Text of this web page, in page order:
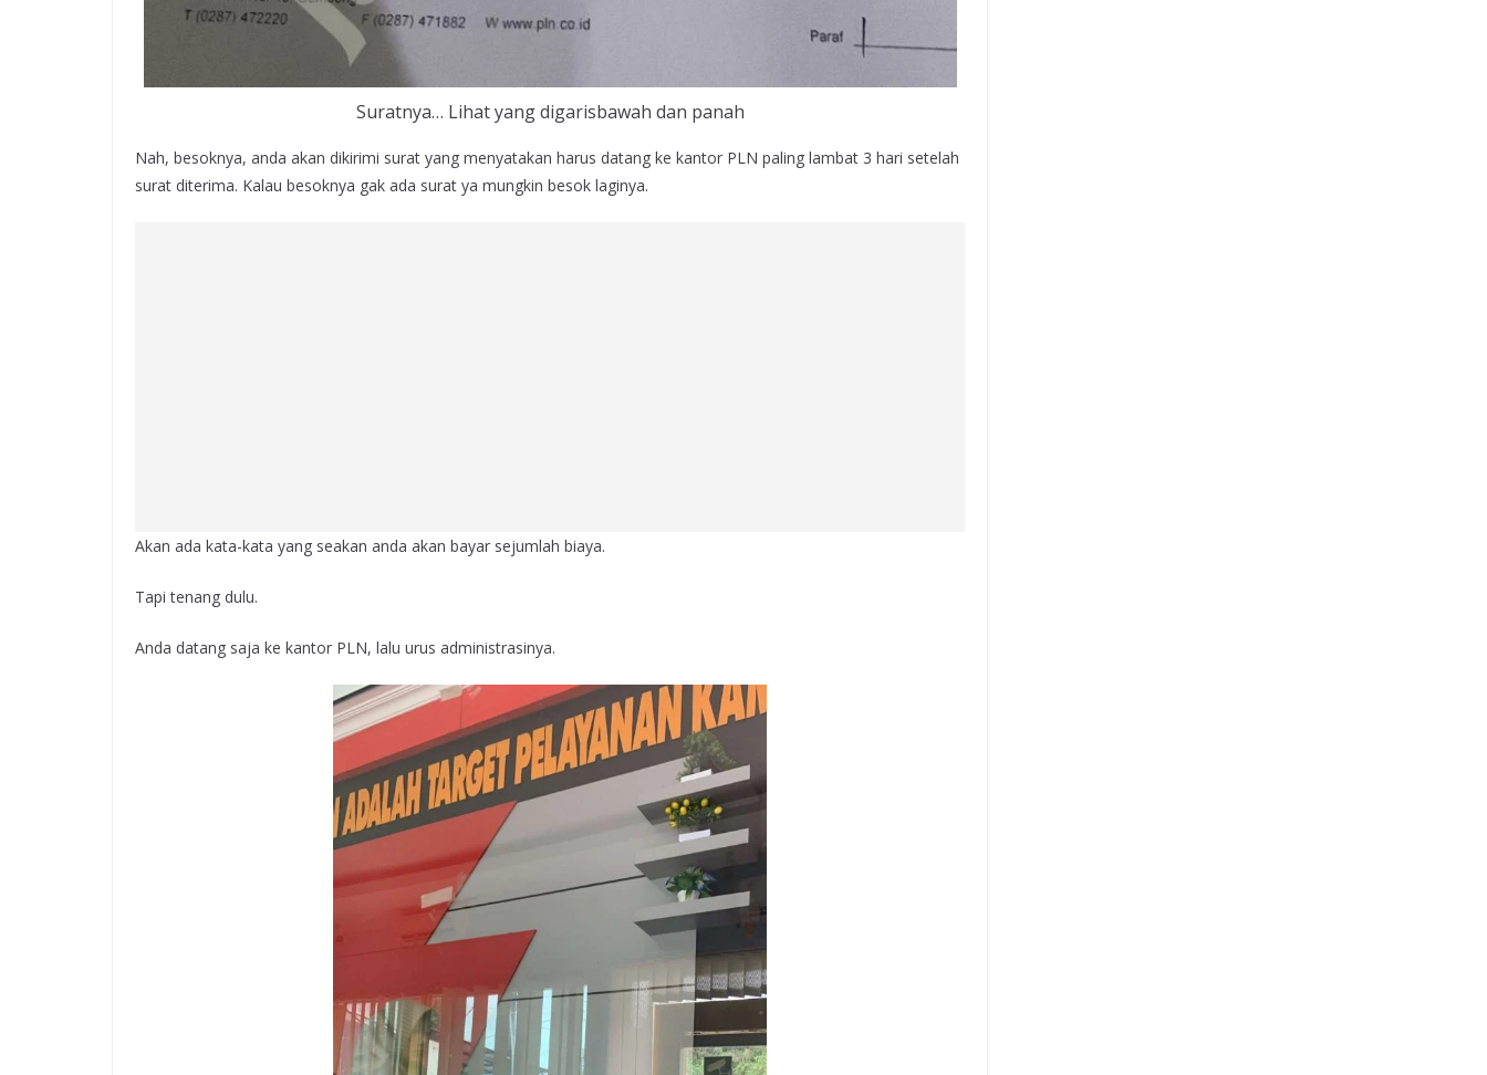
Suratnya… Lihat yang digarisbawah dan panah
Nah, besoknya, anda akan dikirimi surat yang menyatakan harus datang ke kantor PLN paling lambat 3 hari setelah
surat diterima. Kalau besoknya gak ada surat ya mungkin besok laginya.
Akan ada kata-kata yang seakan anda akan bayar sejumlah biaya.
Tapi tenang dulu.
Anda datang saja ke kantor PLN, lalu urus administrasinya.